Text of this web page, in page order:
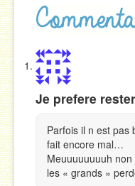
Je prefere
Parfois il n est pas
fait encore mal…
Meuuuuuuuuh
les « grands »